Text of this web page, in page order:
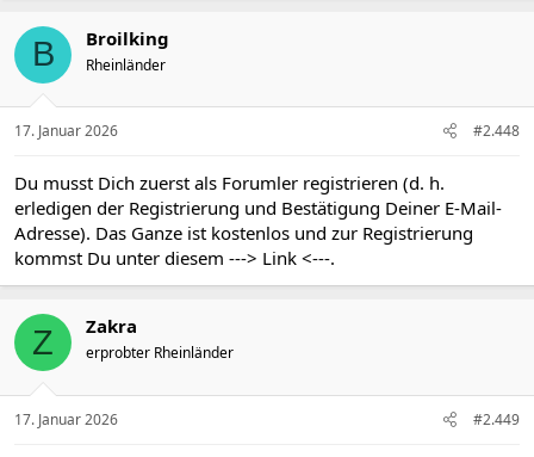
B Broilking
Rheinländer
17. Januar 2026 #2.448
Du musst Dich zuerst als Forumler registrieren (d. h.
erledigen der Registrierung und Bestätigung Deiner E-Mail-
Adresse). Das Ganze ist kostenlos und zur Registrierung
kommst Du unter diesem ---> Link <---.
Z Zakra
erprobter Rheinländer
17. Januar 2026 #2.449